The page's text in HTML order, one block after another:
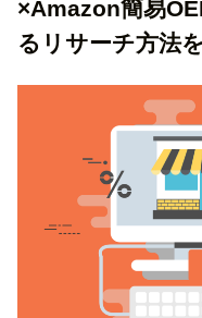
×Amazon簡易
るリサーチ方法